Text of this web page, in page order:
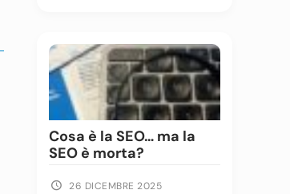
Cosa è la SEO… ma la
SEO è morta?
26 DICEMBRE 2025